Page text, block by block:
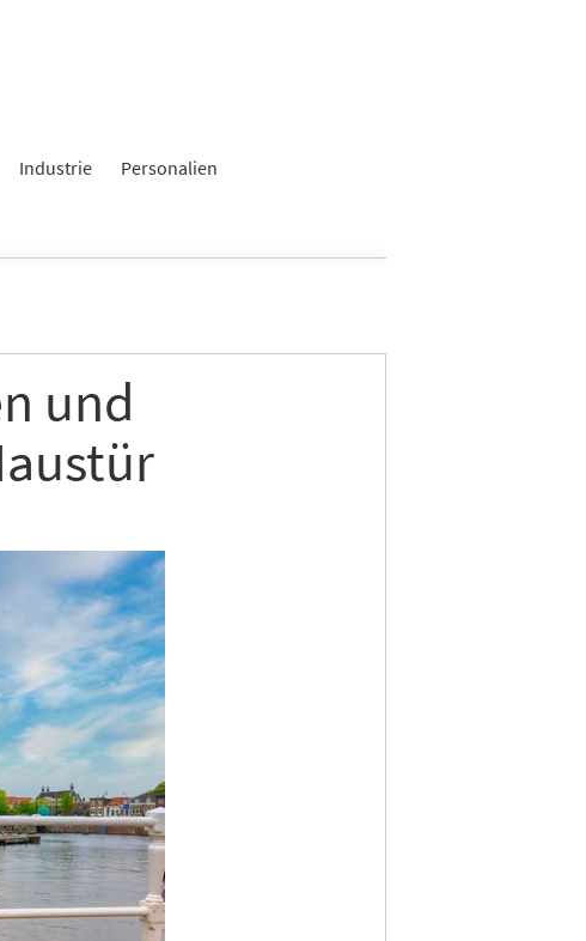
Industrie Personalien
und